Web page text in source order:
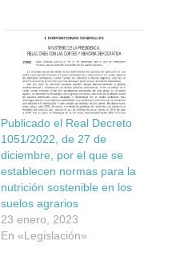
Publicado el Real Decreto
1051/2022, de 27 de
diciembre, por el que se
establecen normas para la
nutrición sostenible en los
suelos agrarios
23 enero, 2023
En «Legislación»